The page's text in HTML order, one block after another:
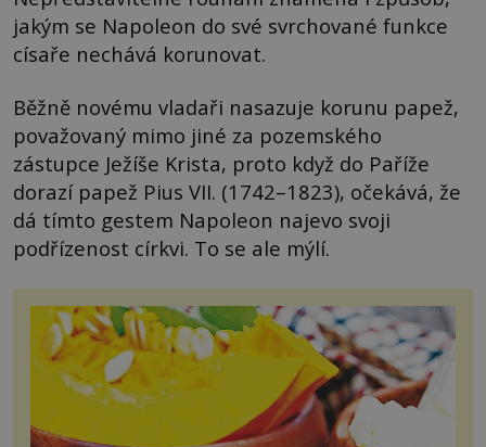
jakým se Napoleon do své svrchované funkce
císaře nechává korunovat.
Běžně novému vladaři nasazuje korunu papež,
považovaný mimo jiné za pozemského
zástupce Ježíše Krista, proto když do Paříže
dorazí papež Pius VII. (1742–1823), očekává, že
dá tímto gestem Napoleon najevo svoji
podřízenost církvi. To se ale mýlí.